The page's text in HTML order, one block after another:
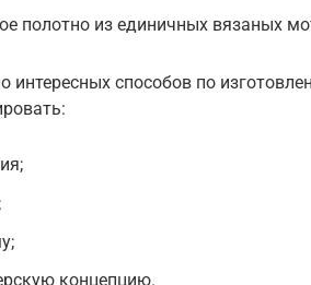
полотно из единичных вязаных
интересных способов по
концепцию.